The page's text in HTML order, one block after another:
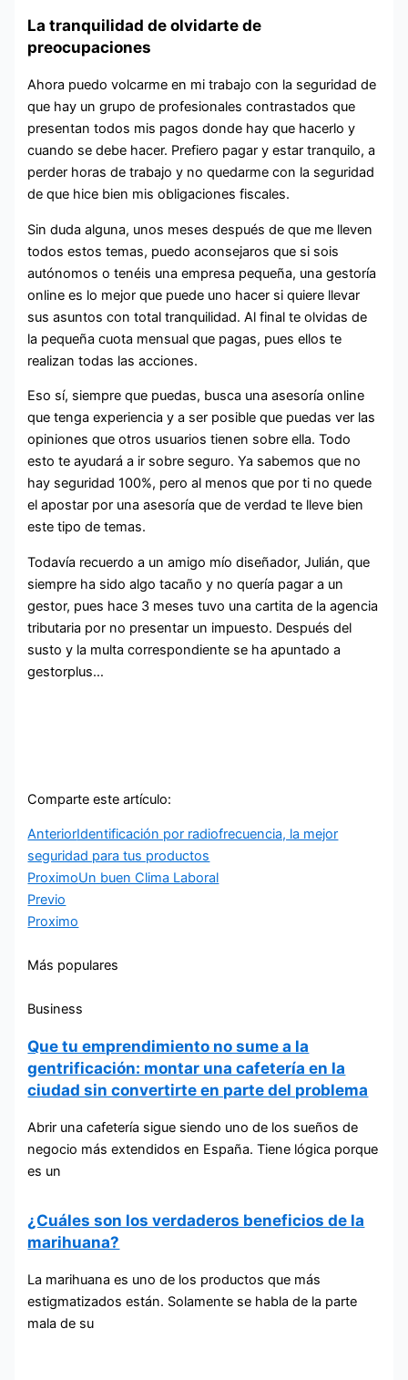
La tranquilidad de olvidarte de
preocupaciones
Ahora puedo volcarme en mi trabajo con la seguridad de
que hay un grupo de profesionales contrastados que
presentan todos mis pagos donde hay que hacerlo y
cuando se debe hacer. Prefiero pagar y estar tranquilo, a
perder horas de trabajo y no quedarme con la seguridad
de que hice bien mis obligaciones fiscales.
Sin duda alguna, unos meses después de que me lleven
todos estos temas, puedo aconsejaros que si sois
autónomos o tenéis una empresa pequeña, una gestoría
online es lo mejor que puede uno hacer si quiere llevar
sus asuntos con total tranquilidad. Al final te olvidas de
la pequeña cuota mensual que pagas, pues ellos te
realizan todas las acciones.
Eso sí, siempre que puedas, busca una asesoría online
que tenga experiencia y a ser posible que puedas ver las
opiniones que otros usuarios tienen sobre ella. Todo
esto te ayudará a ir sobre seguro. Ya sabemos que no
hay seguridad 100%, pero al menos que por ti no quede
el apostar por una asesoría que de verdad te lleve bien
este tipo de temas.
Todavía recuerdo a un amigo mío diseñador, Julián, que
siempre ha sido algo tacaño y no quería pagar a un
gestor, pues hace 3 meses tuvo una cartita de la agencia
tributaria por no presentar un impuesto. Después del
susto y la multa correspondiente se ha apuntado a
gestorplus…
Comparte este artículo:
AnteriorIdentificación por radiofrecuencia, la mejor
seguridad para tus productos
ProximoUn buen Clima Laboral
Previo
Proximo
Más populares
Business
Que tu emprendimiento no sume a la
gentrificación: montar una cafetería en la
ciudad sin convertirte en parte del problema
Abrir una cafetería sigue siendo uno de los sueños de
negocio más extendidos en España. Tiene lógica porque
es un
¿Cuáles son los verdaderos beneficios de la
marihuana?
La marihuana es uno de los productos que más
estigmatizados están. Solamente se habla de la parte
mala de su